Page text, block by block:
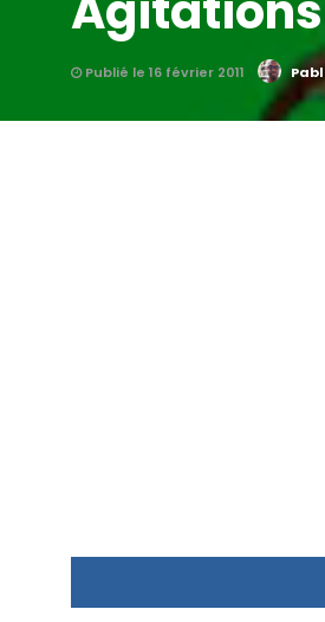
Publié le 16 février 2011